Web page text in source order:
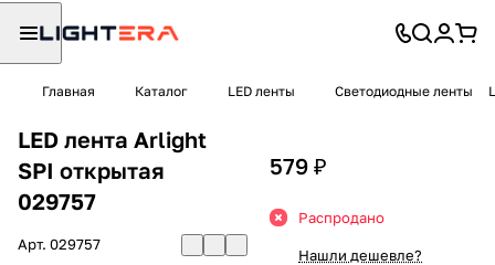
Главная Каталог LED ленты Светодиодные ленты
LED лента Arlight
SPI открытая
029757
Арт. 029757
579 ₽
Распродано
Нашли дешевле?